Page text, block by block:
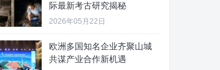
际最新考古研究揭秘
2026年05月22日
欧洲多国知名企业齐聚山城
共谋产业合作新机遇